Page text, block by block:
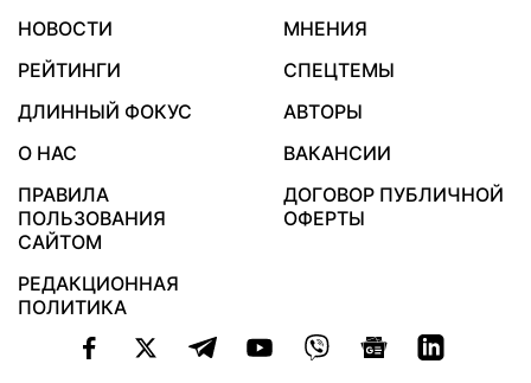
НОВОСТИ
МНЕНИЯ
РЕЙТИНГИ
СПЕЦТЕМЫ
ДЛИННЫЙ ФОКУС
АВТОРЫ
О НАС
ВАКАНСИИ
ПРАВИЛА
ПОЛЬЗОВАНИЯ
САЙТОМ
ДОГОВОР ПУБЛИЧНОЙ
ОФЕРТЫ
РЕДАКЦИОННАЯ
ПОЛИТИКА